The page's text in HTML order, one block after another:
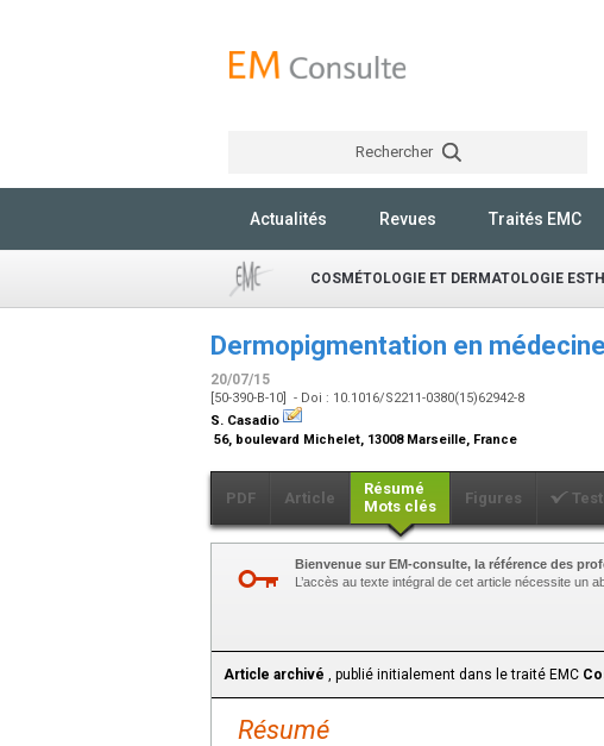
Rechercher
Actualités Revues Traités EMC
COSMÉTOLOGIE ET DERMATOLOGIE
Dermopigmentation en
20/07/15
[50-390-B-10] - Doi : 10.1016/S2211-0380(15)62942-8
S. Casadio
56, boulevard Michelet, 13008 Marseille, France
PDF Article
Résumé
Mots clés
Figures
Bienvenue sur EM-consulte, la référence des
L’accès au texte intégral de cet article nécessite un
Article archivé , publié initialement dans le traité EMC
Résumé